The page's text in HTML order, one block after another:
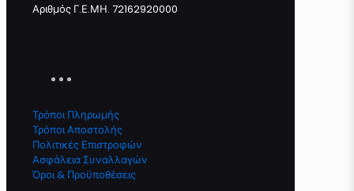
Αριθμός Γ.Ε.ΜΗ. 72162920000
Τρόποι Πληρωμής
Τρόποι Αποστολής
Πολιτικές Επιστροφών
Ασφάλεια Συναλλαγών
Όροι & Προϋποθέσεις